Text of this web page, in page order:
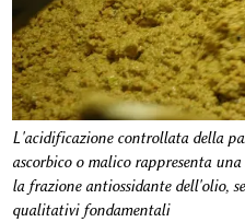
L'acidificazione controllata della
ascorbico o malico rappresenta
la frazione antiossidante dell'olio,
qualitativi fondamentali